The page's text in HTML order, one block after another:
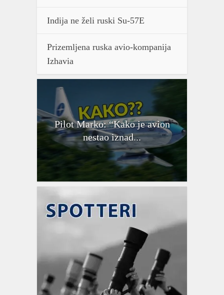
Indija ne želi ruski Su-57E
Prizemljena ruska avio-kompanija
Izhavia
Pilot Marko: “Kako je avion
nestao iznad...